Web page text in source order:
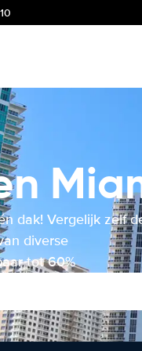
dak! Vergelijk zelf
diverse
tot 60%